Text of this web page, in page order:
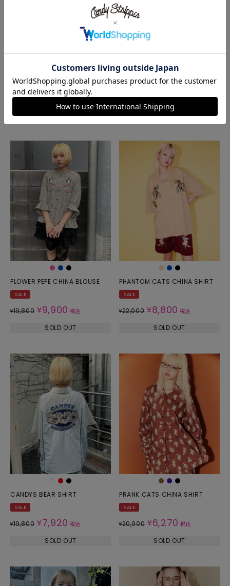
RIBBON STRIPE SHIRT
SALE
¥20,900 ¥10,450 税込
SOLD OUT
DRAWSTRING RIBBON BLOUSE
SALE SUMMERセール
¥17,050 ¥10,230 税込
FLOWER PEPE CHINA BLOUSE
SALE
¥19,800 ¥9,900 税込
SOLD OUT
PHANTOM CATS CHINA SHIRT
SALE
¥22,000 ¥8,800 税込
SOLD OUT
CANDYS BEAR SHIRT
SALE
¥19,800 ¥7,920 税込
SOLD OUT
PRANK CATS CHINA SHIRT
SALE
¥20,900 ¥6,270 税込
SOLD OUT